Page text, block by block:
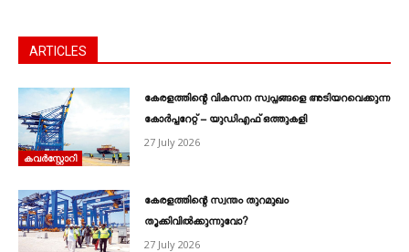
ARTICLES
കവര്‍സ്റ്റോറി
കേരളത്തിന്റെ വികസന സ്വപ്നങ്ങളെ അടിയറവെക്കുന്ന
കോർപ്പറേറ്റ് – യുഡിഎഫ് ഒത്തുകളി
27 July 2026
കേരളത്തിന്റെ സ്വന്തം തുറമുഖം
തൂക്കിവിൽക്കുന്നുവോ?
27 July 2026